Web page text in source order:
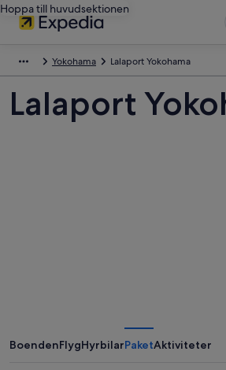
Hoppa till huvudsektionen
Yokohama Lalaport Yokohama
Lalaport
BoendenFlygHyrbilarPaketAktiviteter